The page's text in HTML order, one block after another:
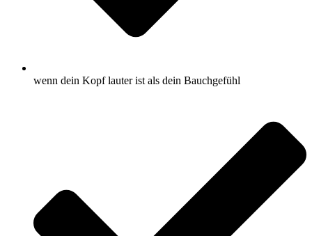
wenn dein Kopf lauter ist als dein Bauchgefühl